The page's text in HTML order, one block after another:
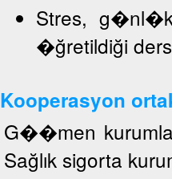
Stres, g�nl�k
�ğretildiği
Kooperasyon
G��men
Sağlık sigorta